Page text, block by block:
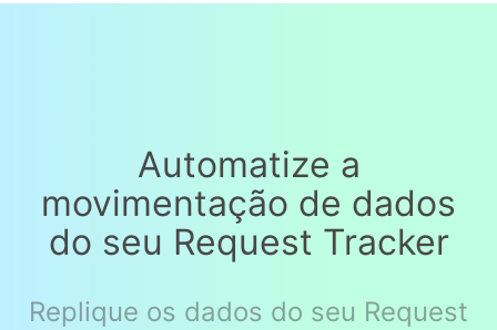
Automatize a
movimentação de dados
do seu Request Tracker
Replique os dados do seu Request